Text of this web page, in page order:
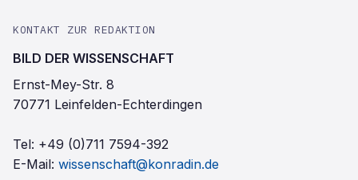
KONTAKT ZUR REDAKTION
BILD DER WISSENSCHAFT
Ernst-Mey-Str. 8
70771 Leinfelden-Echterdingen
Tel: +49 (0)711 7594-392
E-Mail: wissenschaft@konradin.de